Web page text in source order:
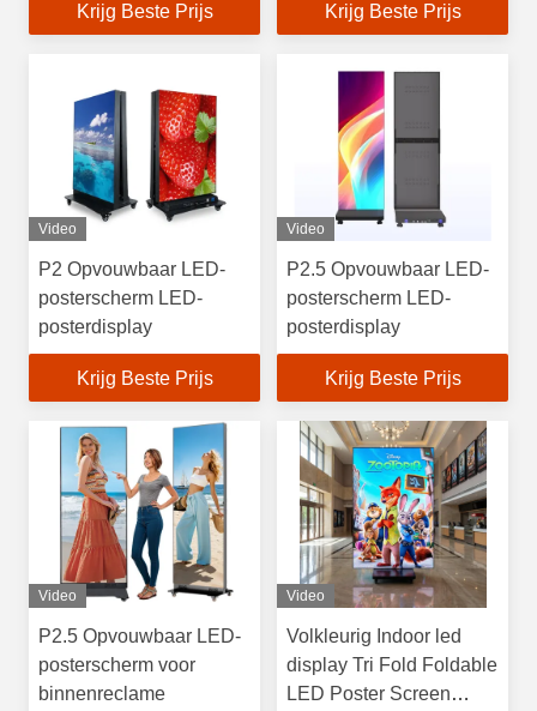
Krijg Beste Prijs
Krijg Beste Prijs
Video
P2 Opvouwbaar LED-
posterscherm LED-
posterdisplay
Krijg Beste Prijs
Video
P2.5 Opvouwbaar LED-
posterscherm LED-
posterdisplay
Krijg Beste Prijs
Video
P2.5 Opvouwbaar LED-
posterscherm voor
binnenreclame
Video
Volkleurig Indoor led
display Tri Fold Foldable
LED Poster Screen